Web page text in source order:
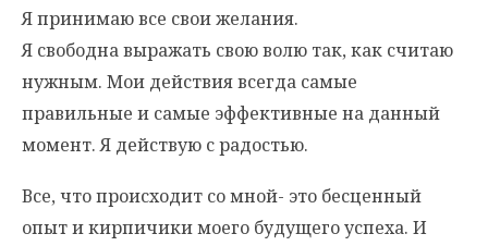
Я принимаю все свои желания.
Я свободна выражать свою волю так, как считаю
нужным. Мои действия всегда самые
правильные и самые эффективные на данный
момент. Я действую с радостью.
Все, что происходит со мной- это бесценный
опыт и кирпичики моего будущего успеха. И